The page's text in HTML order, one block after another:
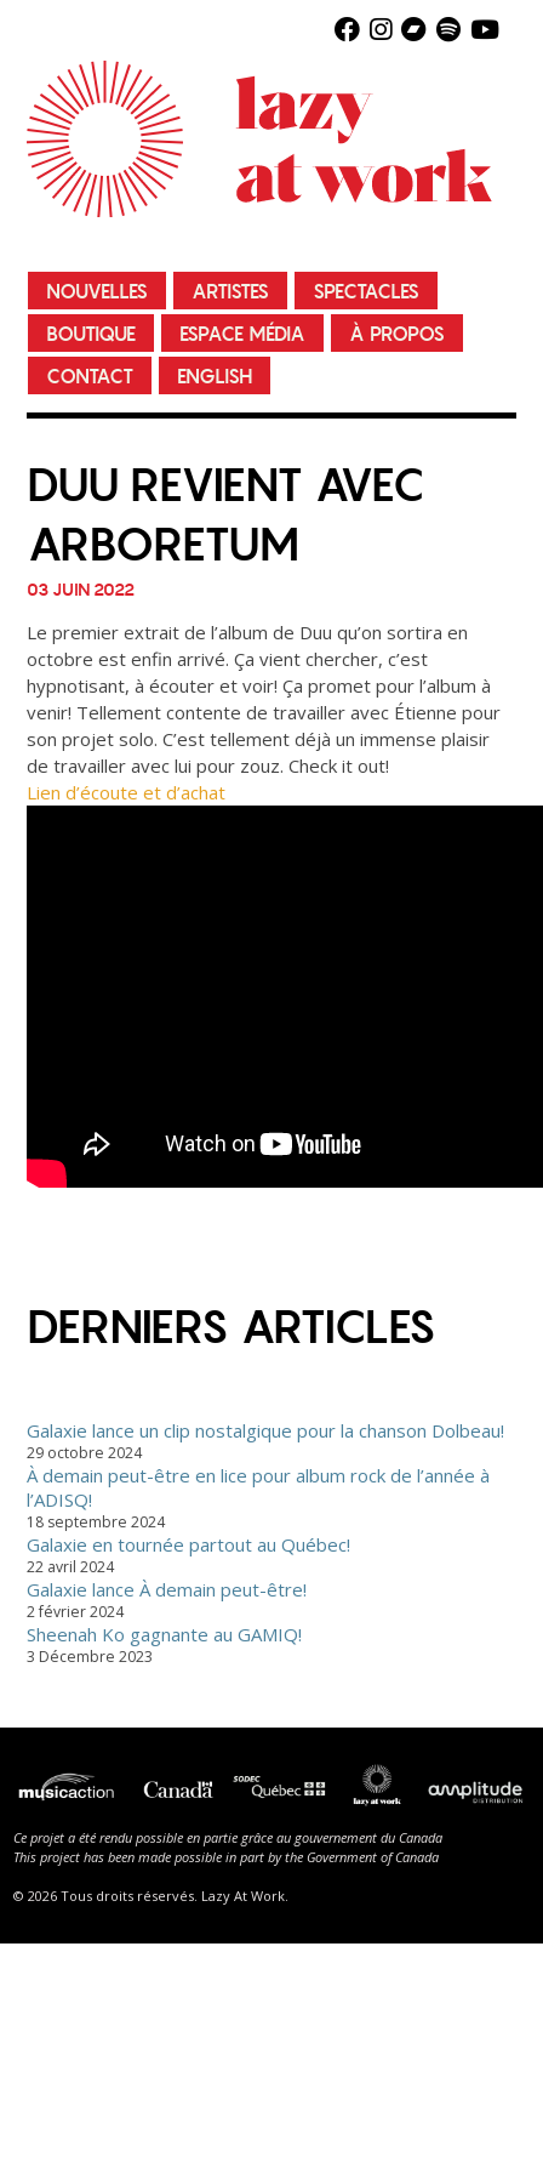
NOUVELLES ARTISTES
SPECTACLES
BOUTIQUE
ESPACE MÉDIA
À PROPOS
CONTACT
ENGLISH
DUU REVIENT AVEC
ARBORETUM
03 JUIN 2022
Le premier extrait de l’album de Duu qu’on sortira en
octobre est enfin arrivé. Ça vient chercher, c’est
hypnotisant, à écouter et voir! Ça promet pour l’album à
venir! Tellement contente de travailler avec Étienne pour
son projet solo. C’est tellement déjà un immense plaisir
de travailler avec lui pour zouz. Check it out!
Lien d’écoute et d’achat
DERNIERS ARTICLES
Galaxie lance un clip nostalgique pour la chanson Dolbeau!
29 octobre 2024
À demain peut-être en lice pour album rock de l’année à
l’ADISQ!
18 septembre 2024
Galaxie en tournée partout au Québec!
22 avril 2024
Galaxie lance À demain peut-être!
2 février 2024
Sheenah Ko gagnante au GAMIQ!
3 Décembre 2023
Ce projet a été rendu possible en partie grâce au gouvernement du Canada
This project has been made possible in part by the Government of Canada
© 2026 Tous droits réservés. Lazy At Work.